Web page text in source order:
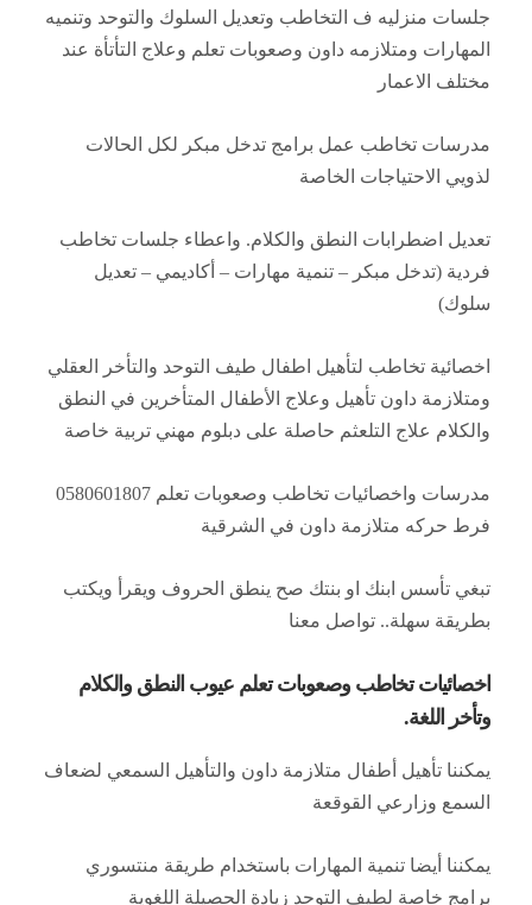
جلسات منزليه ف التخاطب وتعديل السلوك والتوحد وتنميه
المهارات ومتلازمه داون وصعوبات تعلم وعلاج التأتأة عند
مختلف الاعمار
مدرسات تخاطب عمل برامج تدخل مبكر لكل الحالات
لذويي الاحتياجات الخاصة
تعديل اضطرابات النطق والكلام. واعطاء جلسات تخاطب
فردية (تدخل مبكر – تنمية مهارات – أكاديمي – تعديل
سلوك)
اخصائية تخاطب لتأهيل اطفال طيف التوحد والتأخر العقلي
ومتلازمة داون تأهيل وعلاج الأطفال المتأخرين في النطق
والكلام علاج التلعثم حاصلة على دبلوم مهني تربية خاصة
مدرسات واخصائيات تخاطب وصعوبات تعلم 0580601807
فرط حركه متلازمة داون في الشرقية
تبغي تأسس ابنك او بنتك صح ينطق الحروف ويقرأ ويكتب
بطريقة سهلة.. تواصل معنا
اخصائيات تخاطب وصعوبات تعلم عيوب النطق والكلام
وتأخر اللغة.
يمكننا تأهيل أطفال متلازمة داون والتأهيل السمعي لضعاف
السمع وزارعي القوقعة
يمكننا أيضا تنمية المهارات باستخدام طريقة منتسوري
برامج خاصة لطيف التوحد زيادة الحصيلة اللغوية